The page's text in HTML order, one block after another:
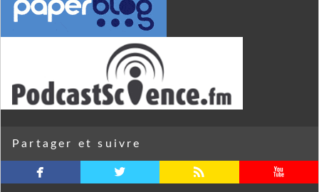
Partager et suivre
facebook twitterbird rss youtube